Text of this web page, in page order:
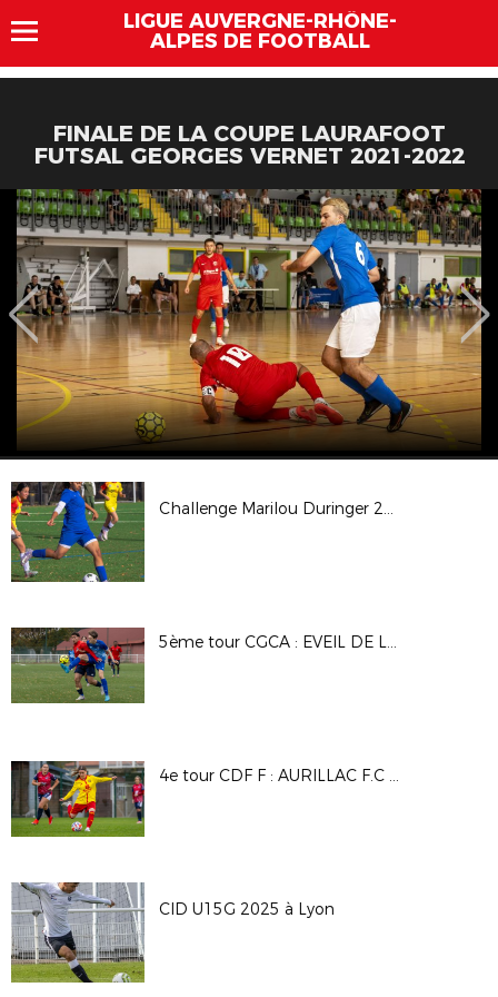
LIGUE AUVERGNE-RHÔNE-
ALPES DE FOOTBALL
FINALE DE LA COUPE LAURAFOOT
FUTSAL GEORGES VERNET 2021-2022
Challenge Marilou Duringer 25/26
5ème tour CGCA : EVEIL DE LYON - DAVEZIEUX VIDALON
4e tour CDF F : AURILLAC F.C - A.S SAINT PRIEST
CID U15G 2025 à Lyon